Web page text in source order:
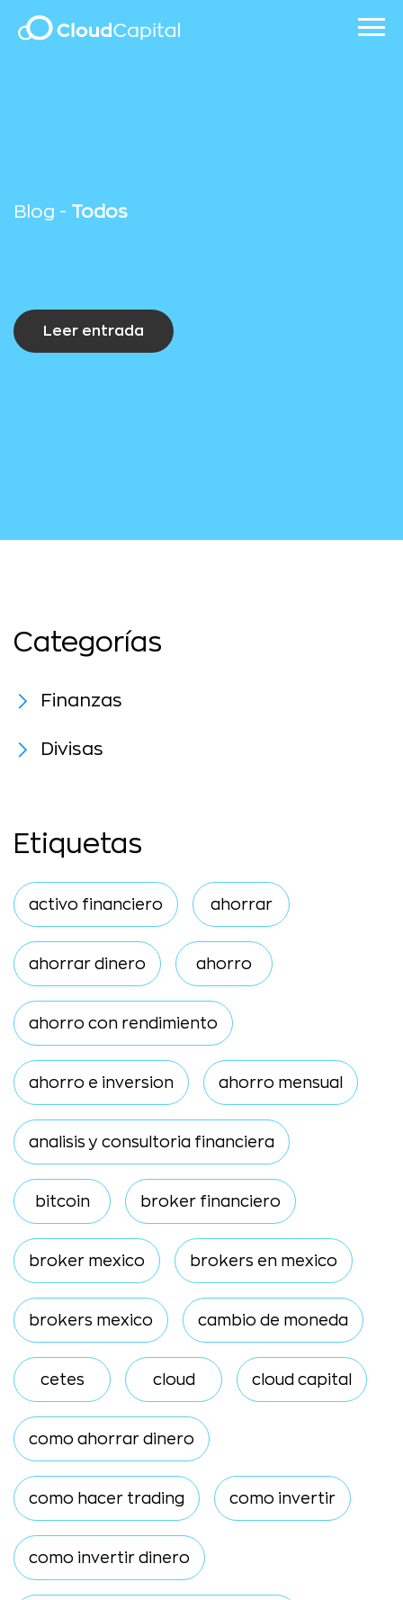
Blog - Todos
Leer entrada
Categorías
Finanzas
Divisas
Etiquetas
activo financiero ahorrar
ahorrar dinero ahorro
ahorro con rendimiento
ahorro e inversion ahorro mensual
analisis y consultoria financiera
bitcoin broker financiero
broker mexico brokers en mexico
brokers mexico cambio de moneda
cetes cloud cloud capital
como ahorrar dinero
como hacer trading como invertir
como invertir dinero